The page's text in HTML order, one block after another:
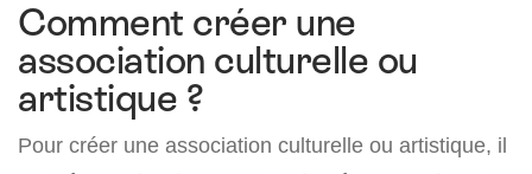
Comment créer une
association culturelle ou
artistique ?
Pour créer une association culturelle ou artistique, il